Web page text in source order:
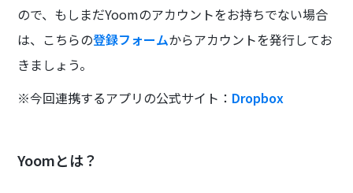
ので、もしまだYoomのアカウントをお持ちでない場合
は、こちらの登録フォームからアカウントを発行してお
きましょう。
※今回連携するアプリの公式サイト： Dropbox
Yoomとは？